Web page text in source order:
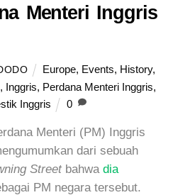
Menteri Inggris
Europe, Events, History,
, Inggris, Perdana Menteri Inggris,
Inggris
0
Menteri (PM) Inggris
dari sebuah
Street bahwa dia
PM negara tersebut.